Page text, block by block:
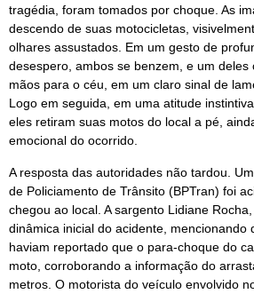
tragédia, foram tomados por choque. As
descendo de suas motocicletas,
olhares assustados. Em um gesto de
desespero, ambos se benzem, e um deles
mãos para o céu, em um claro sinal de
Logo em seguida, em uma atitude
eles retiram suas motos do local a pé,
emocional do ocorrido.
A resposta das autoridades não tardou.
de Policiamento de Trânsito (BPTran) foi
chegou ao local. A sargento Lidiane
dinâmica inicial do acidente, mencionando
haviam reportado que o para-choque do
moto, corroborando a informação do
metros. O motorista do veículo envolvido